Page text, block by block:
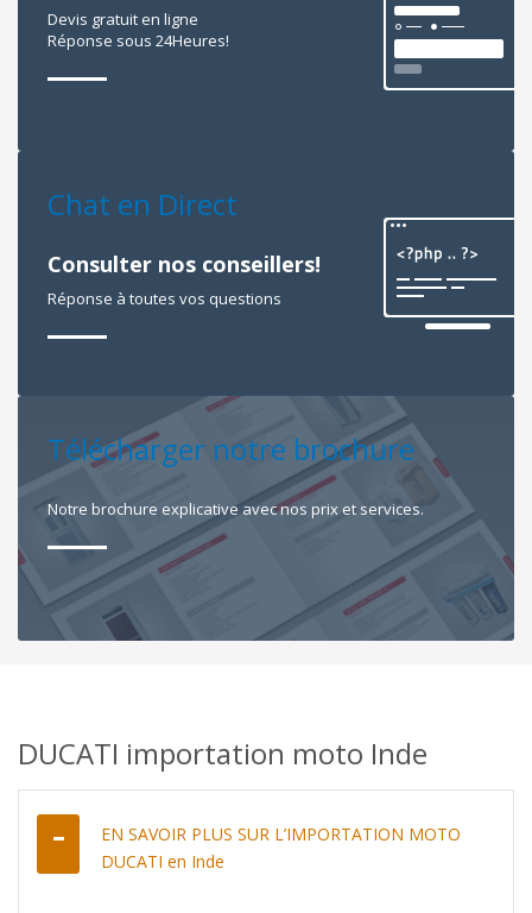
Devis gratuit en ligne
Réponse sous 24Heures!
Chat en Direct
Consulter nos conseillers!
Réponse à toutes vos questions
Télécharger notre brochure
Notre brochure explicative avec nos prix et services.
DUCATI importation moto Inde
EN SAVOIR PLUS SUR L’IMPORTATION MOTO
DUCATI en Inde